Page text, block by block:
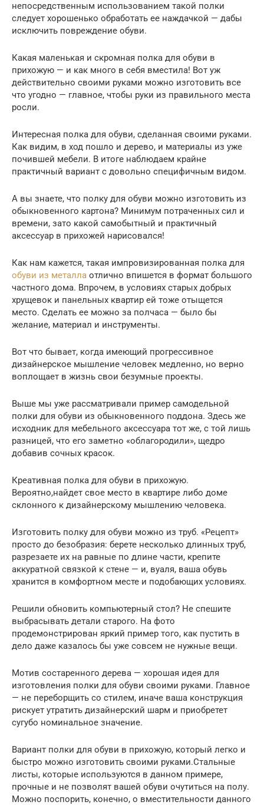
непосредственным использованием такой полки
следует хорошенько обработать ее наждачкой — дабы
исключить повреждение обуви.
Какая маленькая и скромная полка для обуви в
прихожую — и как много в себя вместила! Вот уж
действительно своими руками можно изготовить все
что угодно — главное, чтобы руки из правильного места
росли.
Интересная полка для обуви, сделанная своими руками.
Как видим, в ход пошло и дерево, и материалы из уже
почившей мебели. В итоге наблюдаем крайне
практичный вариант с довольно специфичным видом.
А вы знаете, что полку для обуви можно изготовить из
обыкновенного картона? Минимум потраченных сил и
времени, зато какой самобытный и практичный
аксессуар в прихожей нарисовался!
Как нам кажется, такая импровизированная полка для
обуви из металла отлично впишется в формат большого
частного дома. Впрочем, в условиях старых добрых
хрущевок и панельных квартир ей тоже отыщется
место. Сделать ее можно за полчаса — было бы
желание, материал и инструменты.
Вот что бывает, когда имеющий прогрессивное
дизайнерское мышление человек медленно, но верно
воплощает в жизнь свои безумные проекты.
Выше мы уже рассматривали пример самодельной
полки для обуви из обыкновенного поддона. Здесь же
исходник для мебельного аксессуара тот же, с той лишь
разницей, что его заметно «облагородили», щедро
добавив сочных красок.
Креативная полка для обуви в прихожую.
Вероятно,найдет свое место в квартире либо доме
склонного к дизайнерскому мышлению человека.
Изготовить полку для обуви можно из труб. «Рецепт»
просто до безобразия: берете несколько длинных труб,
разрезаете их на равные по длине части, крепите
аккуратной связкой к стене — и, вуаля, ваша обувь
хранится в комфортном месте и подобающих условиях.
Решили обновить компьютерный стол? Не спешите
выбрасывать детали старого. На фото
продемонстрирован яркий пример того, как пустить в
дело даже казалось бы уже совсем не нужные вещи.
Мотив состаренного дерева — хорошая идея для
изготовления полки для обуви своими руками. Главное
— не переборщить со стилем, иначе ваша конструкция
рискует утратить дизайнерский шарм и приобретет
сугубо номинальное значение.
Вариант полки для обуви в прихожую, который легко и
быстро можно изготовить своими руками.Стальные
листы, которые используются в данном примере,
прочные и не позволят вашей обуви очутиться на полу.
Можно поспорить, конечно, о вместительности данного